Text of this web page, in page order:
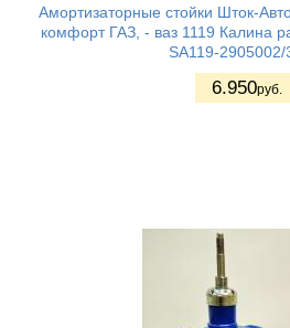
Амортизаторные стойки Шток-
комфорт ГАЗ, - ваз 1119 Калина
SA119-2905002/
6.950руб.